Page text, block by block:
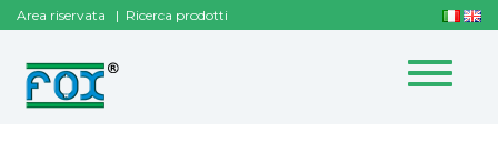
Area riservata Ricerca prodotti
Toggle